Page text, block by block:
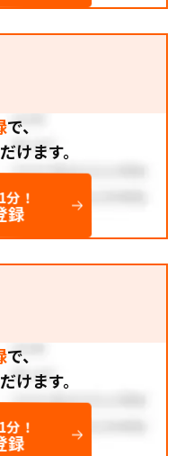
で、
けます。
！
録
で、
けます。
！
録